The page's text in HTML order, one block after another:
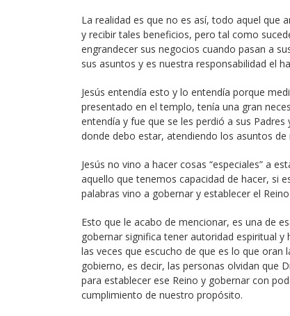
La realidad es que no es así, todo aquel que
y recibir tales beneficios, pero tal como
engrandecer sus negocios cuando pasan a
sus asuntos y es nuestra responsabilidad el
Jesús entendía esto y lo entendía porque
presentado en el templo, tenía una gran
entendía y fue que se les perdió a sus
donde debo estar, atendiendo los asuntos
Jesús no vino a hacer cosas “especiales” a
aquello que tenemos capacidad de hacer, si
palabras vino a gobernar y establecer el
Esto que le acabo de mencionar, es una de
gobernar significa tener autoridad espiritual
las veces que escucho de que es lo que
gobierno, es decir, las personas olvidan que
para establecer ese Reino y gobernar con
cumplimiento de nuestro propósito.